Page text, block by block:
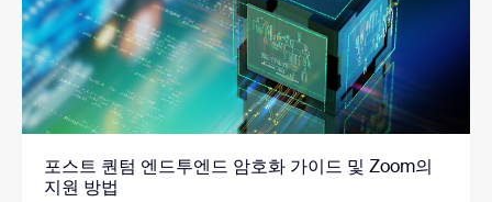
포스트 퀀텀 엔드투엔드 암호화 가이드 및 Zoom의
지원 방법